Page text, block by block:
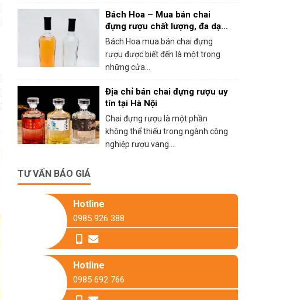
Bách Hoa – Mua bán chai
đựng rượu chất lượng, đa dạng
và uy tín
Bách Hoa mua bán chai đựng
rượu được biết đến là một trong
những cửa...
Địa chỉ bán chai đựng rượu uy
tín tại Hà Nội
Chai đựng rượu là một phần
không thể thiếu trong ngành công
nghiệp rượu vang....
TƯ VẤN BÁO GIÁ
Hotline
0985 926 388
Hotline
0985 692 766